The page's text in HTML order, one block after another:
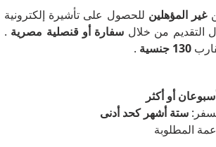
غير المؤهلين للحصول على تأشيرة إلكترونية
التقديم من خلال سفارة أو قنصلية مصرية .
130 جنسية .
أو أكثر
ستة أشهر كحد أدنى
المطلوبة